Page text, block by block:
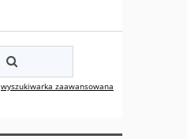
wyszukiwarka zaawansowana